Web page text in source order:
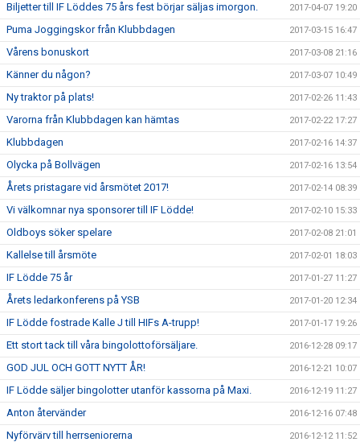
Biljetter till IF Löddes 75 års fest börjar säljas imorgon. 2017-04-07 19:20
Puma Joggingskor från Klubbdagen 2017-03-15 16:47
Vårens bonuskort 2017-03-08 21:16
Känner du någon? 2017-03-07 10:49
Ny traktor på plats! 2017-02-26 11:43
Varorna från Klubbdagen kan hämtas 2017-02-22 17:27
Klubbdagen 2017-02-16 14:37
Olycka på Bollvägen 2017-02-16 13:54
Årets pristagare vid årsmötet 2017! 2017-02-14 08:39
Vi välkomnar nya sponsorer till IF Lödde! 2017-02-10 15:33
Oldboys söker spelare 2017-02-08 21:01
Kallelse till årsmöte 2017-02-01 18:03
IF Lödde 75 år 2017-01-27 11:27
Årets ledarkonferens på YSB 2017-01-20 12:34
IF Lödde fostrade Kalle J till HIFs A-trupp! 2017-01-17 19:26
Ett stort tack till våra bingolottoförsäljare. 2016-12-28 09:17
GOD JUL OCH GOTT NYTT ÅR! 2016-12-21 10:07
IF Lödde säljer bingolotter utanför kassorna på Maxi. 2016-12-19 11:27
Anton återvänder 2016-12-16 07:48
Nyförvärv till herrseniorerna 2016-12-12 11:52